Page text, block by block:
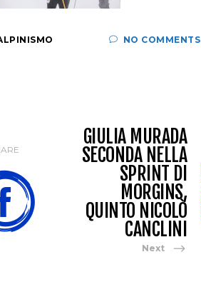
NO COMMENTS
GIULIA MURADA
SECONDA NELLA
SPRINT DI
MORGINS,
QUINTO NICOLÒ
CANCLINI
Next